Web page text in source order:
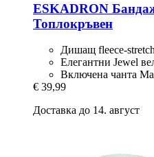
ESKADRON
Топлокръвен
Дишащ fleece-
Елегантни Jewel
Включена чанта
€ 39,99
Доставка до 14. август